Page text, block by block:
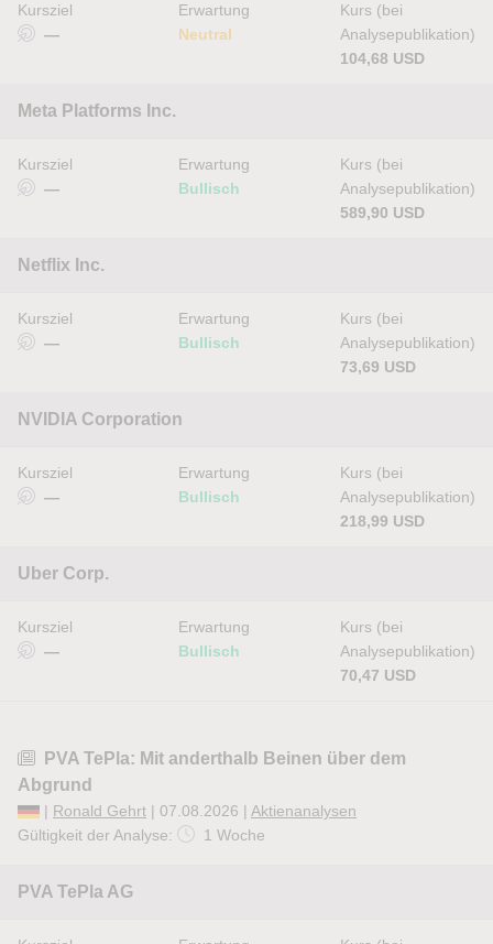
Kursziel
—
Erwartung
Neutral
Kurs (bei
Analysepublikation)
104,68 USD
Meta Platforms Inc.
Kursziel
—
Erwartung
Bullisch
Kurs (bei
Analysepublikation)
589,90 USD
Netflix Inc.
Kursziel
—
Erwartung
Bullisch
Kurs (bei
Analysepublikation)
73,69 USD
NVIDIA Corporation
Kursziel
—
Erwartung
Bullisch
Kurs (bei
Analysepublikation)
218,99 USD
Uber Corp.
Kursziel
—
Erwartung
Bullisch
Kurs (bei
Analysepublikation)
70,47 USD
PVA TePla: Mit anderthalb Beinen über dem
Abgrund
| Ronald Gehrt | 07.08.2026 | Aktienanalysen
Gültigkeit der Analyse:
1 Woche
PVA TePla AG